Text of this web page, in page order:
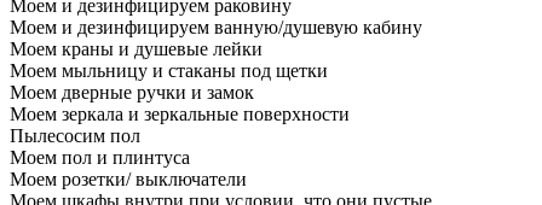
Моем и дезинфицируем раковину
Моем и дезинфицируем ванную/душевую кабину
Моем краны и душевые лейки
Моем мыльницу и стаканы под щетки
Моем дверные ручки и замок
Моем зеркала и зеркальные поверхности
Пылесосим пол
Моем пол и плинтуса
Моем розетки/ выключатели
Моем шкафы внутри при условии, что они пустые